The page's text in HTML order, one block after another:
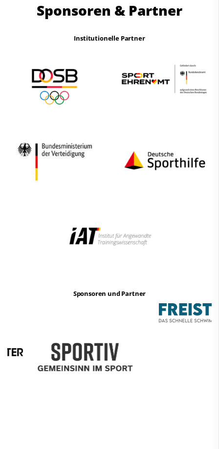
Sponsoren & Partner
Institutionelle Partner
Sponsoren und Partner